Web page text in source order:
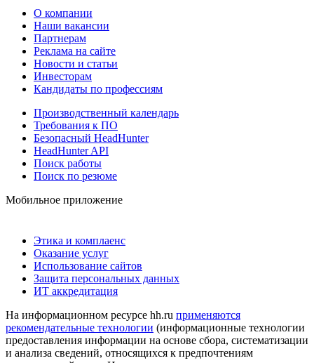
О компании
Наши вакансии
Партнерам
Реклама на сайте
Новости и статьи
Инвесторам
Кандидаты по профессиям
Производственный календарь
Требования к ПО
Безопасный HeadHunter
HeadHunter API
Поиск работы
Поиск по резюме
Мобильное приложение
Этика и комплаенс
Оказание услуг
Использование сайтов
Защита персональных данных
ИТ аккредитация
На информационном ресурсе hh.ru применяются
рекомендательные технологии (информационные технологии
предоставления информации на основе сбора, систематизации
и анализа сведений, относящихся к предпочтениям